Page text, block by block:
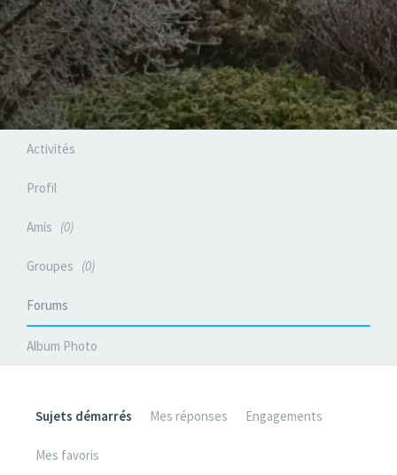
Activités
Profil
Amis 0
Groupes 0
Forums
Album Photo
Sujets démarrés Mes réponses Engagements
Mes favoris